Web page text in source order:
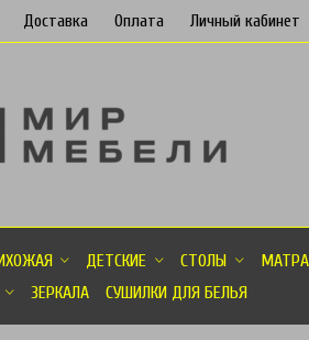
Доставка Оплата Личный кабинет
ДЕТСКИЕ СТОЛЫ
ЗЕРКАЛА СУШИЛКИ ДЛЯ БЕЛЬЯ